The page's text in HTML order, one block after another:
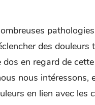
pathologies
des douleurs
dos en regard de
nous intéressons,
en lien avec les